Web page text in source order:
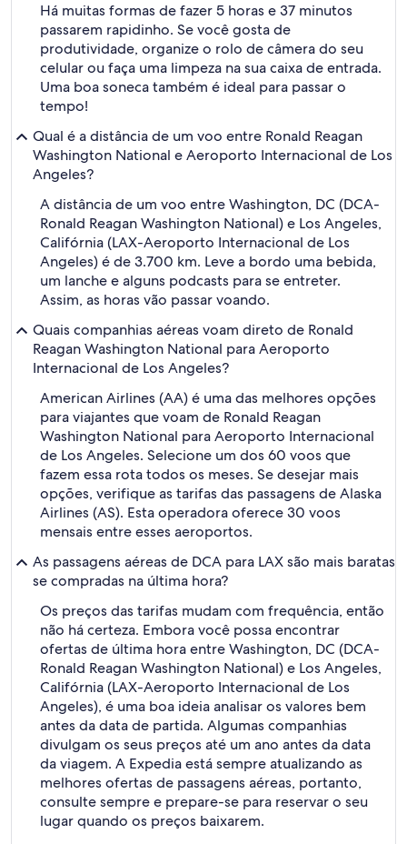
Há muitas formas de fazer 5 horas e 37 minutos
passarem rapidinho. Se você gosta de
produtividade, organize o rolo de câmera do seu
celular ou faça uma limpeza na sua caixa de entrada.
Uma boa soneca também é ideal para passar o
tempo!
Qual é a distância de um voo entre Ronald Reagan
Washington National e Aeroporto Internacional de Los
Angeles?
A distância de um voo entre Washington, DC (DCA-
Ronald Reagan Washington National) e Los Angeles,
Califórnia (LAX-Aeroporto Internacional de Los
Angeles) é de 3.700 km. Leve a bordo uma bebida,
um lanche e alguns podcasts para se entreter.
Assim, as horas vão passar voando.
Quais companhias aéreas voam direto de Ronald
Reagan Washington National para Aeroporto
Internacional de Los Angeles?
American Airlines (AA) é uma das melhores opções
para viajantes que voam de Ronald Reagan
Washington National para Aeroporto Internacional
de Los Angeles. Selecione um dos 60 voos que
fazem essa rota todos os meses. Se desejar mais
opções, verifique as tarifas das passagens de Alaska
Airlines (AS). Esta operadora oferece 30 voos
mensais entre esses aeroportos.
As passagens aéreas de DCA para LAX são mais baratas
se compradas na última hora?
Os preços das tarifas mudam com frequência, então
não há certeza. Embora você possa encontrar
ofertas de última hora entre Washington, DC (DCA-
Ronald Reagan Washington National) e Los Angeles,
Califórnia (LAX-Aeroporto Internacional de Los
Angeles), é uma boa ideia analisar os valores bem
antes da data de partida. Algumas companhias
divulgam os seus preços até um ano antes da data
da viagem. A Expedia está sempre atualizando as
melhores ofertas de passagens aéreas, portanto,
consulte sempre e prepare-se para reservar o seu
lugar quando os preços baixarem.